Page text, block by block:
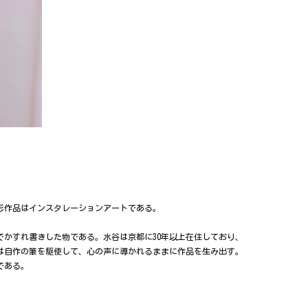
品はインスタレーションアートである。
すれ書きした物である。水谷は京都に30年以上在住しており、
作の筆を駆使して、心の声に導かれるままに作品を生み出す。
る。